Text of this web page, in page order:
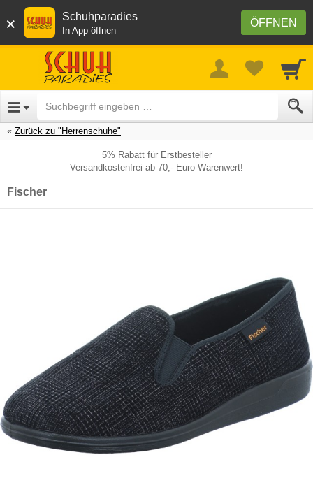
× ÖFFNEN
Schuhparadies
In App öffnen
Zurück zu "Herrenschuhe"
5% Rabatt für Erstbesteller
Versandkostenfrei ab 70,- Euro Warenwert!
Fischer